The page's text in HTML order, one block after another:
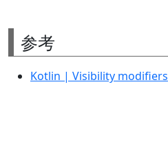
参考
Kotlin | Visibility modifiers